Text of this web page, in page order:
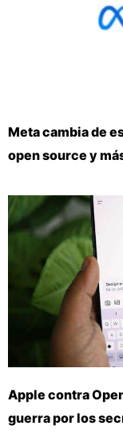
Meta cambia de
open source y
Apple contra
guerra por los